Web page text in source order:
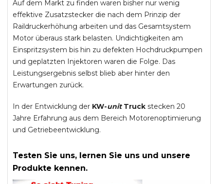
Auf dem Markt zu finden waren bisher nur wenig
effektive Zusatzstecker die nach dem Prinzip der
Raildruckerhöhung arbeiten und das Gesamtsystem
Motor überaus stark belasten. Undichtigkeiten am
Einspritzsystem bis hin zu defekten Hochdruckpumpen
und geplatzten Injektoren waren die Folge. Das
Leistungsergebnis selbst blieb aber hinter den
Erwartungen zurück.
In der Entwicklung der KW-unitTruck stecken 20
Jahre Erfahrung aus dem Bereich Motorenoptimierung
und Getriebeentwicklung.
Testen Sie uns, lernen Sie uns und unsere
Produkte kennen.